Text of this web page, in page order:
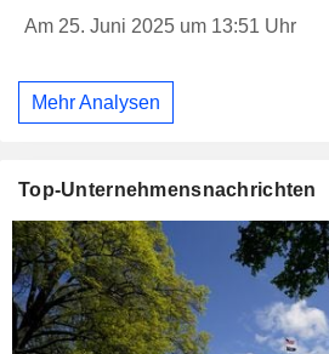
Am 25. Juni 2025 um 13:51 Uhr
Mehr Analysen
Top-Unternehmensnachrichten